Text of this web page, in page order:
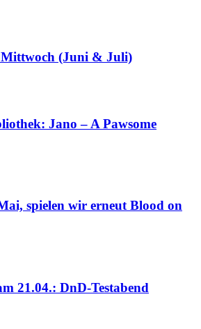
Mittwoch (Juni & Juli)
Jano – A Pawsome
spielen wir erneut Blood on
21.04.: DnD-Testabend